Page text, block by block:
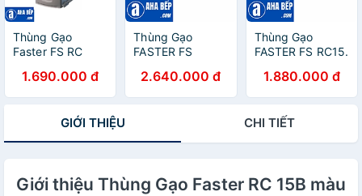
Thùng Gạo
Faster FS RC
Hãng
1.690.000 đ
Thùng Gạo
FASTER FS
Chính Hãng
2.640.000 đ
Thùng Gạo
FASTER FS RC15.
1.880.000 đ
GIỚI THIỆU CHI TIẾT
Giới thiệu Thùng Gạo Faster RC 15B màu